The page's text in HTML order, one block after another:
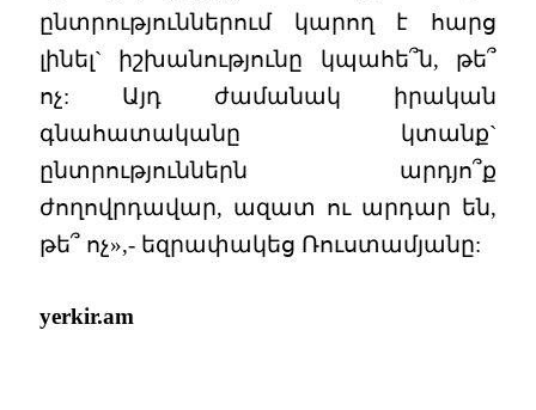
ընտրություններում կարող է հարց
լինել` իշխանությունը կպահե՞ն, թե՞
ոչ: Այդ ժամանակ իրական
գնահատականը կտանք`
ընտրություններն արդյո՞ք
ժողովրդավար, ազատ ու արդար են,
թե՞ ոչ»,- եզրափակեց Ռուստամյանը:
yerkir.am